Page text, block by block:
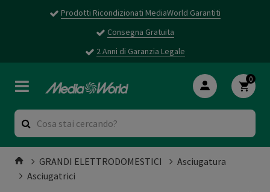
Prodotti Ricondizionati MediaWorld Garantiti
Consegna Gratuita
2 Anni di Garanzia Legale
0
GRANDI ELETTRODOMESTICI
Asciugatura
Asciugatrici